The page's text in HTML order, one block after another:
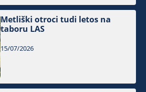
Metliški otroci tudi letos na
taboru LAS
15/07/2026